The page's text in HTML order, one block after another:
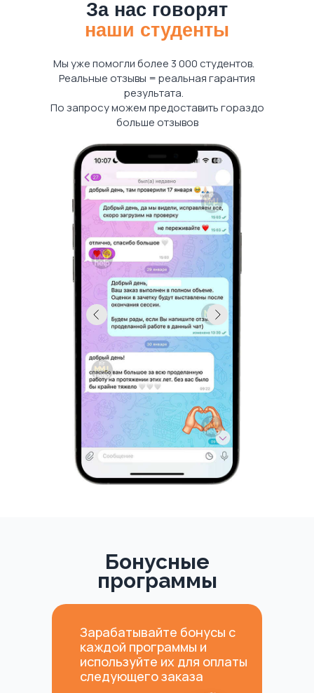
За нас говорят
наши студенты
Мы уже помогли более 3 000 студентов.
Реальные отзывы = реальная гарантия
результата.
По запросу можем предоставить гораздо
больше отзывов
Бонусные
программы
Зарабатывайте бонусы с
каждой программы и
используйте их для оплаты
следующего заказа